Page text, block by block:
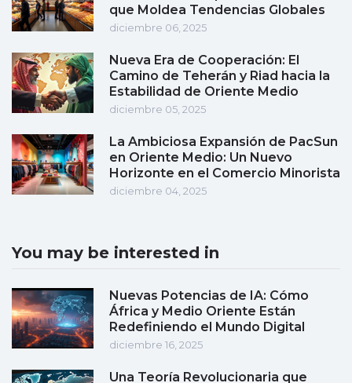
que Moldea Tendencias Globales
diciembre 06, 2025
Nueva Era de Cooperación: El
Camino de Teherán y Riad hacia la
Estabilidad de Oriente Medio
diciembre 05, 2025
La Ambiciosa Expansión de PacSun
en Oriente Medio: Un Nuevo
Horizonte en el Comercio Minorista
diciembre 04, 2025
You may be interested in
Nuevas Potencias de IA: Cómo
África y Medio Oriente Están
Redefiniendo el Mundo Digital
diciembre 16, 2025
Una Teoría Revolucionaria que